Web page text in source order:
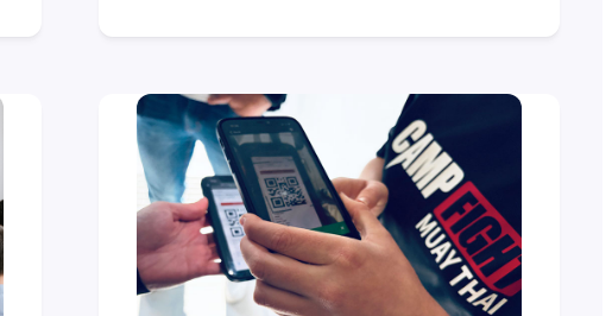
competizione con i calendari, i
mentalità del “deciderò più tardi”
che non è mai scomparsa. La
buona notizia è che la gente
vuole ancora venire. Vogliono
esperienze che possano essere
percepite: musica, comunità,
apprendimento, celebrazioni,